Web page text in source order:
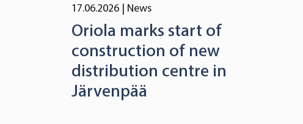
17.06.2026 | News
Oriola marks start of
construction of new
distribution centre in
Järvenpää